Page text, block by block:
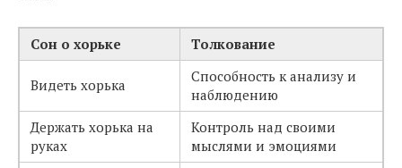
Сон о хорьке Толкование
Видеть хорька
Способность к анализу и
наблюдению
Держать хорька на
руках
Контроль над своими
мыслями и эмоциями